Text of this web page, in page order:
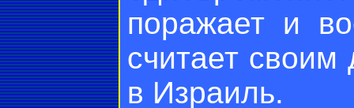
поражает и
считает своим
в Израиль.